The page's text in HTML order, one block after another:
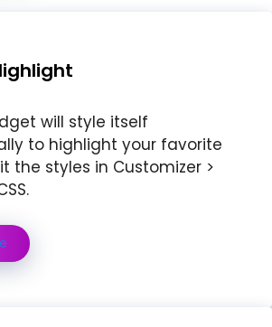
will style itself
to highlight your favorite
the styles in Customizer >